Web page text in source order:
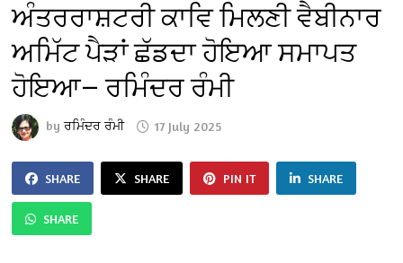
ਅੰਤਰਰਾਸ਼ਟਰੀ ਕਾਵਿ ਮਿਲਣੀ ਵੈਬੀਨਾਰ
ਅਮਿੱਟ ਪੈੜਾਂ ਛੱਡਦਾ ਹੋਇਆ ਸਮਾਪਤ
ਹੋਇਆ— ਰਮਿੰਦਰ ਰੰਮੀ
byਰਮਿੰਦਰ ਰੰਮੀ 17 July 2025
SHARE SHARE PIN IT SHARE
SHARE